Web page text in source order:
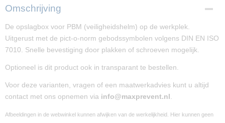
Productcode
PP02334-854
Afmetingen (l,b,h)
20 x 23,60 x 31,50 cm
Omschrijving
De opslagbox voor PBM (veiligheidshelm) op de werkplek.
Uitgerust met de pict-o-norm gebodssymbolen volgens DIN EN ISO
7010. Snelle bevestiging door plakken of schroeven mogelijk.
Optioneel is dit product ook in transparant te bestellen.
Voor deze varianten, vragen of een maatwerkadvies kunt u altijd
contact met ons opnemen via info@maxprevent.nl
Afbeeldingen in de webwinkel kunnen afwijken van de werkelijkheid. Hier kunnen geen